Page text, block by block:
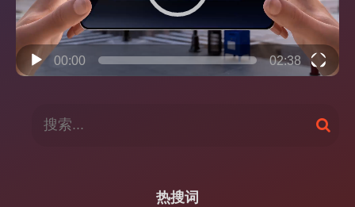
00:00 02:38
搜
索
热搜词